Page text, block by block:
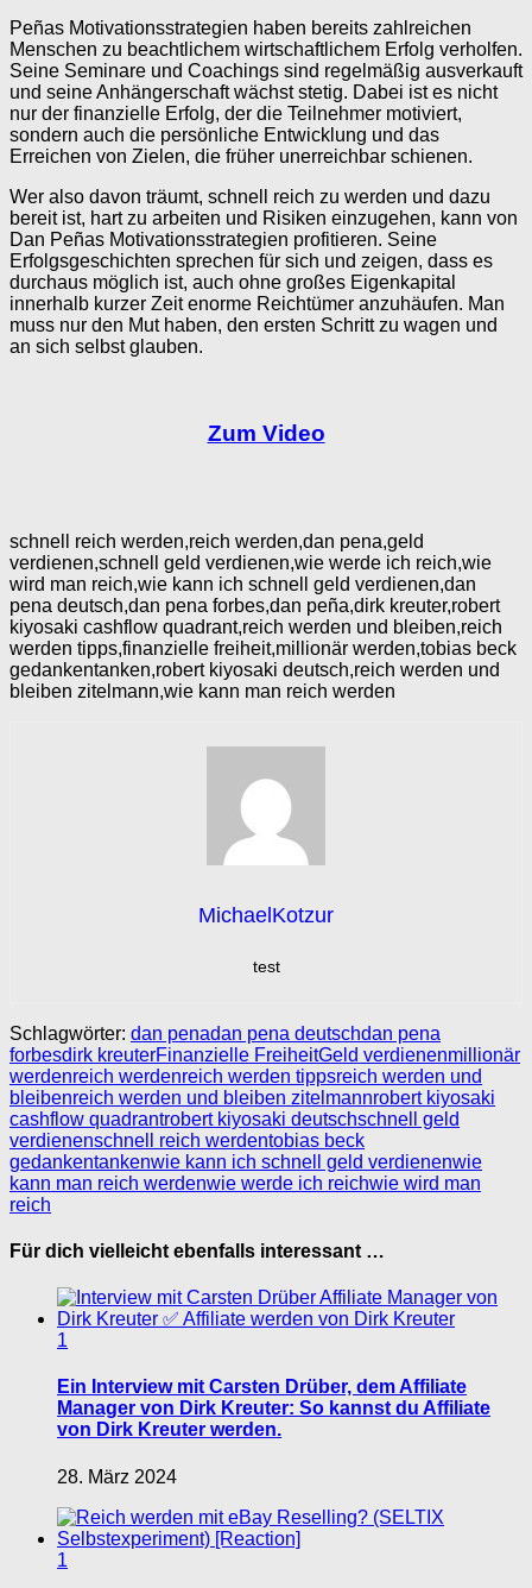
Peñas Motivationsstrategien haben bereits zahlreichen
Menschen zu beachtlichem wirtschaftlichem Erfolg verholfen.
Seine Seminare und Coachings sind regelmäßig ausverkauft
und seine Anhängerschaft wächst stetig. Dabei ist es nicht
nur der finanzielle Erfolg, der die Teilnehmer motiviert,
sondern auch die persönliche Entwicklung und das
Erreichen von Zielen, die früher unerreichbar schienen.
Wer also davon träumt, schnell reich zu werden und dazu
bereit ist, hart zu arbeiten und Risiken einzugehen, kann von
Dan Peñas Motivationsstrategien profitieren. Seine
Erfolgsgeschichten sprechen für sich und zeigen, dass es
durchaus möglich ist, auch ohne großes Eigenkapital
innerhalb kurzer Zeit enorme Reichtümer anzuhäufen. Man
muss nur den Mut haben, den ersten Schritt zu wagen und
an sich selbst glauben.
Zum Video
schnell reich werden,reich werden,dan pena,geld
verdienen,schnell geld verdienen,wie werde ich reich,wie
wird man reich,wie kann ich schnell geld verdienen,dan
pena deutsch,dan pena forbes,dan peña,dirk kreuter,robert
kiyosaki cashflow quadrant,reich werden und bleiben,reich
werden tipps,finanzielle freiheit,millionär werden,tobias beck
gedankentanken,robert kiyosaki deutsch,reich werden und
bleiben zitelmann,wie kann man reich werden
MichaelKotzur
test
Schlagwörter: dan penadan pena deutschdan pena
forbesdirk kreuterFinanzielle FreiheitGeld verdienenmillionär
werdenreich werdenreich werden tippsreich werden und
bleibenreich werden und bleiben zitelmannrobert kiyosaki
cashflow quadrantrobert kiyosaki deutschschnell geld
verdienenschnell reich werdentobias beck
gedankentankenwie kann ich schnell geld verdienenwie
kann man reich werdenwie werde ich reichwie wird man
reich
Für dich vielleicht ebenfalls interessant …
1
Ein Interview mit Carsten Drüber, dem Affiliate
Manager von Dirk Kreuter: So kannst du Affiliate
von Dirk Kreuter werden.
28. März 2024
1